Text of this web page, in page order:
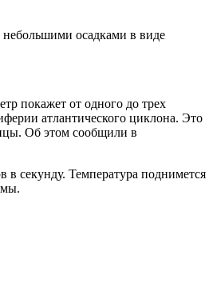
небольшими осадками в виде
покажет от одного до трех
атлантического циклона. Это
Об этом сообщили в
в секунду. Температура поднимется